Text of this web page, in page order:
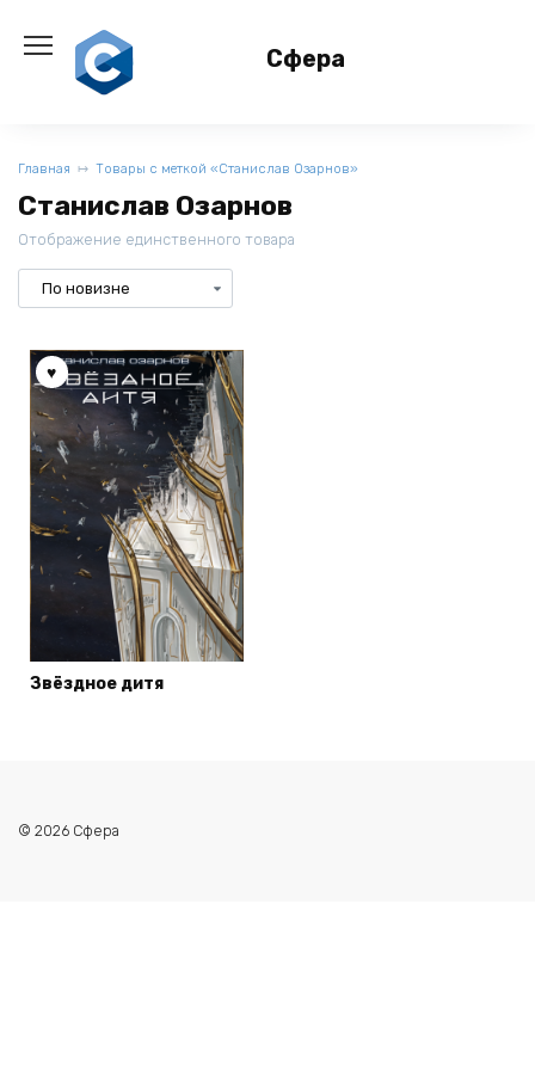
содержанию
Сфера
Главная Товары с меткой «Станислав Озарнов»
Станислав Озарнов
Отображение единственного товара
Звёздное дитя
© 2026 Сфера